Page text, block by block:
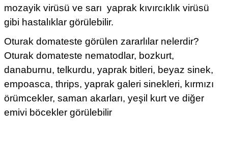
mozayik virüsü ve sarı yaprak kıvırcıklık virüsü
gibi hastalıklar görülebilir.
Oturak domateste görülen zararlılar nelerdir?
Oturak domateste nematodlar, bozkurt,
danaburnu, telkurdu, yaprak bitleri, beyaz sinek,
empoasca, thrips, yaprak galeri sinekleri, kırmızı
örümcekler, saman akarları, yeşil kurt ve diğer
emivi böcekler görülebilir